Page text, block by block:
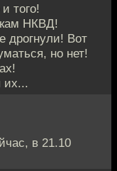
того!
НКВД!
дрогнули! Вот
но нет!
их...
в 21.10